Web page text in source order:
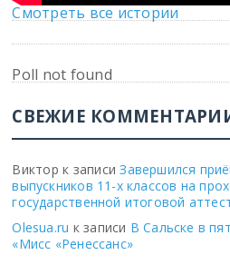
Смотреть все истории
Poll not found
СВЕЖИЕ
Виктор к записиЗавершился
выпускников 11-х классов на
государственной итоговой
Olesua.ru к записи В Сальске в
«Мисс «Ренессанс»